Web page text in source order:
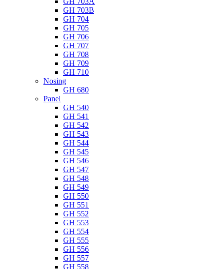
GH 703B
GH 704
GH 705
GH 706
GH 707
GH 708
GH 709
GH 710
Nosing
GH 680
Panel
GH 540
GH 541
GH 542
GH 543
GH 544
GH 545
GH 546
GH 547
GH 548
GH 549
GH 550
GH 551
GH 552
GH 553
GH 554
GH 555
GH 556
GH 557
GH 558